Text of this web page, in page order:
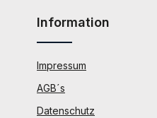
Information
Impressum
AGB´s
Datenschutz